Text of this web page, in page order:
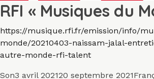
RFI « Musiques du
https://musique.rfi.fr/emission/info/
monde/20210403-naissam-jalal-
autre-monde-rfi-talent
Format
SonPublié
3 avril 202120 septembre 2021